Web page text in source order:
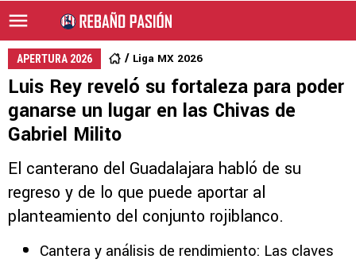
APERTURA 2026 Liga MX 2026
Luis Rey reveló su fortaleza para poder
ganarse un lugar en las Chivas de
Gabriel Milito
El canterano del Guadalajara habló de su
regreso y de lo que puede aportar al
planteamiento del conjunto rojiblanco.
Cantera y análisis de rendimiento: Las claves